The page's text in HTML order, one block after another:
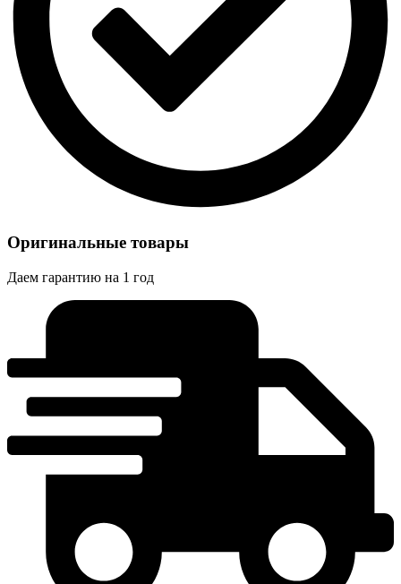
Оригинальные товары
Даем гарантию на 1 год